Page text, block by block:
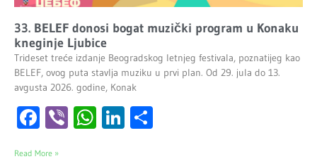
33. BELEF donosi bogat muzički program u Konaku
kneginje Ljubice
Trideset treće izdanje Beogradskog letnjeg festivala, poznatijeg kao
BELEF, ovog puta stavlja muziku u prvi plan. Od 29. jula do 13.
avgusta 2026. godine, Konak
Facebook
ViberWhatsApp
LinkedIn
Read More »